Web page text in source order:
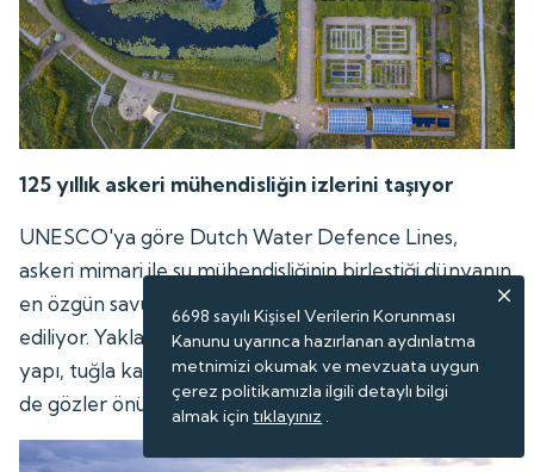
125 yıllık askeri mühendisliğin izlerini taşıyor
UNESCO'ya göre Dutch Water Defence Lines,
askeri mimari ile su mühendisliğinin birleştiği dünyanın
en özgün savunma sistemlerinden biri olarak kabul
ediliyor. Yaklaşık 125 yıllık süreçte sürekli geliştirilen
yapı, tuğla kalelerden betonarme tahkimatlara geçişi
de gözler önüne seriyor.
6698 sayılı Kişisel Verilerin Korunması
Kanunu uyarınca hazırlanan aydınlatma
metnimizi okumak ve mevzuata uygun
çerez politikamızla ilgili detaylı bilgi
almak için tıklayınız .